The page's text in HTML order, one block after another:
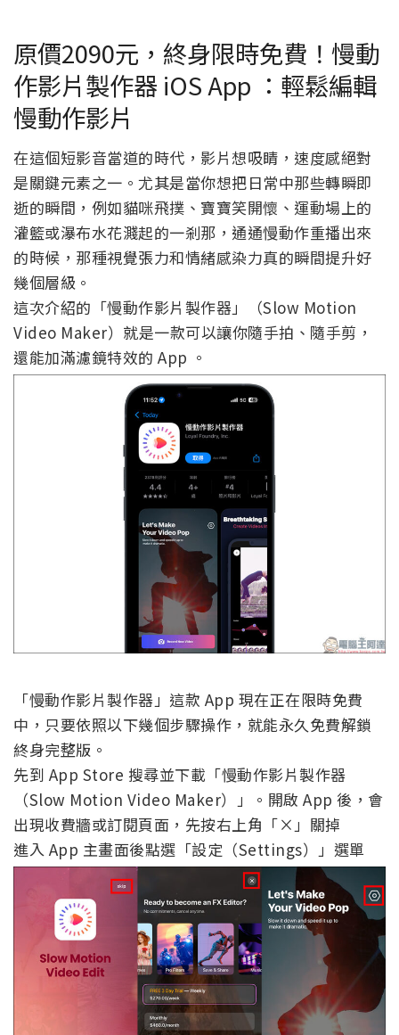
原價2090元，終身限時免費！慢動
作影片製作器 iOS App ：輕鬆編輯
慢動作影片
在這個短影音當道的時代，影片想吸睛，速度感絕對
是關鍵元素之一。尤其是當你想把日常中那些轉瞬即
逝的瞬間，例如貓咪飛撲、寶寶笑開懷、運動場上的
灌籃或瀑布水花濺起的一剎那，通通慢動作重播出來
的時候，那種視覺張力和情緒感染力真的瞬間提升好
幾個層級。
這次介紹的「慢動作影片製作器」（Slow Motion
Video Maker）就是一款可以讓你隨手拍、隨手剪，
還能加滿濾鏡特效的 App 。
「慢動作影片製作器」這款 App 現在正在限時免費
中，只要依照以下幾個步驟操作，就能永久免費解鎖
終身完整版。
先到 App Store 搜尋並下載「慢動作影片製作器
（Slow Motion Video Maker）」。開啟 App 後，會
出現收費牆或訂閱頁面，先按右上角「×」關掉
進入 App 主畫面後點選「設定（Settings）」選單